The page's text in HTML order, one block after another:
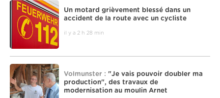
Un motard grièvement blessé dans un
accident de la route avec un cycliste
il y a 2 h 28 min
Volmunster : "Je vais pouvoir doubler ma
production", des travaux de
modernisation au moulin Arnet